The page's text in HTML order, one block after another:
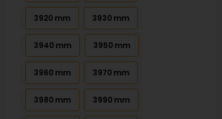
3920 mm 3930 mm
3940 mm 3950 mm
3960 mm 3970 mm
3980 mm 3990 mm